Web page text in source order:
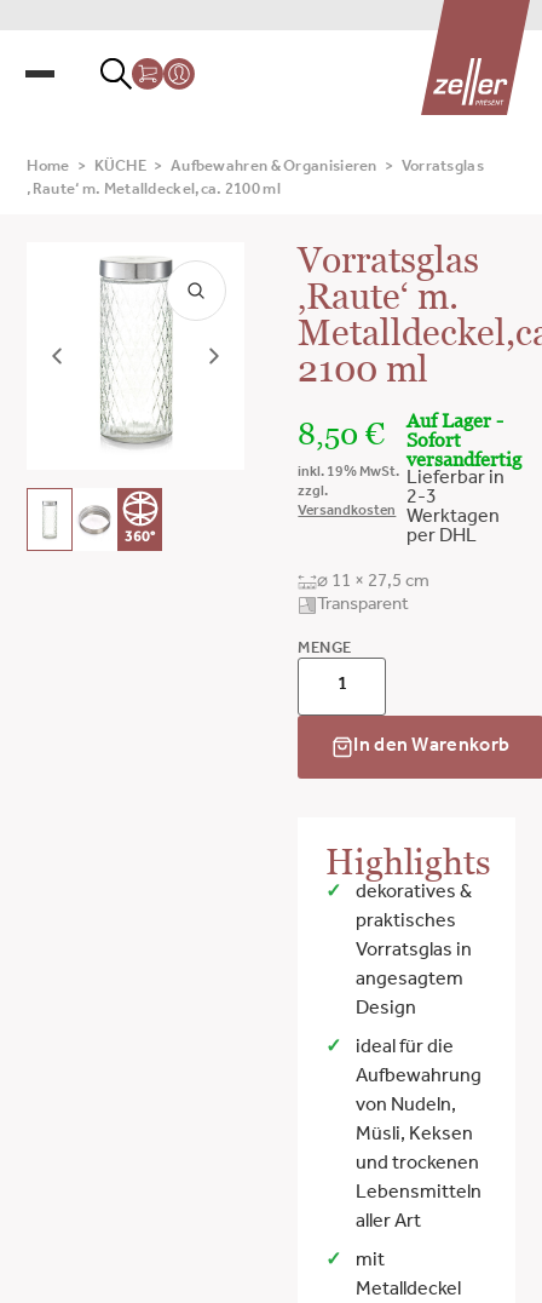
Home > KÜCHE > Aufbewahren & Organisieren >
Vorratsglas
‚Raute‘ m. Metalldeckel,ca. 2100 ml
360°
Vorratsglas
‚Raute‘ m.
2100 ml
8,50€
inkl. 19% MwSt.
zzgl.
Versandkosten
Auf Lager -
Sofort
versandfertig
Lieferbar in
2-3
Werktagen
per DHL
⌀ 11 × 27,5 cm
Transparent
MENGE
In den Warenkorb
Highlights
dekoratives &
praktisches
Vorratsglas in
angesagtem
Design
ideal für die
Aufbewahrung
von Nudeln,
Müsli, Keksen
und trockenen
Lebensmitteln
aller Art
mit
Metalldeckel